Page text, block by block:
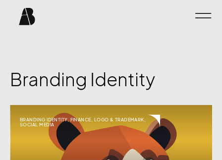
Branding Identity
BRANDING IDENTITY, FINANCE LOGO & TRADEMARK
SOCIAL MEDIA